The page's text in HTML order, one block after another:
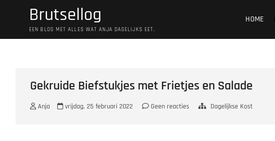
Brutsellog
EEN BLOG MET ALLES WAT ANJA DAGELIJKS EET.
HOME
Gekruide Biefstukjes met Frietjes en Salade
Anja vrijdag, 25 februari 2022 Geen reacties Dagelijkse Kost